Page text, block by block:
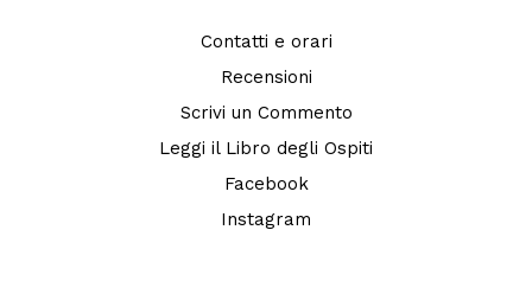
Contatti e orari
Recensioni
Scrivi un Commento
Leggi il Libro degli Ospiti
Facebook
Instagram